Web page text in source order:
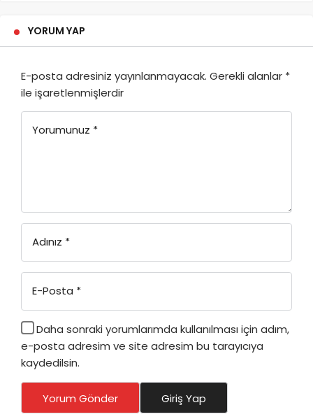
YORUM YAP
E-posta adresiniz yayınlanmayacak. Gerekli alanlar *
ile işaretlenmişlerdir
Yorumunuz *
Adınız *
E-Posta *
Daha sonraki yorumlarımda kullanılması için adım,
e-posta adresim ve site adresim bu tarayıcıya
kaydedilsin.
Yorum Gönder Giriş Yap